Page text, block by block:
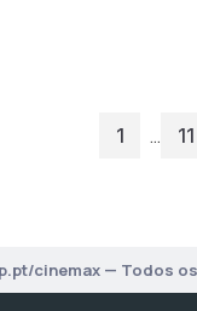
1 … 11
cinemax — Todos